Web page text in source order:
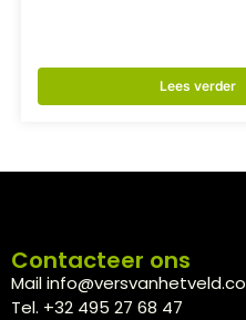
Lees verder
Contacteer ons
Mail
Tel. +32 495 27 68 47